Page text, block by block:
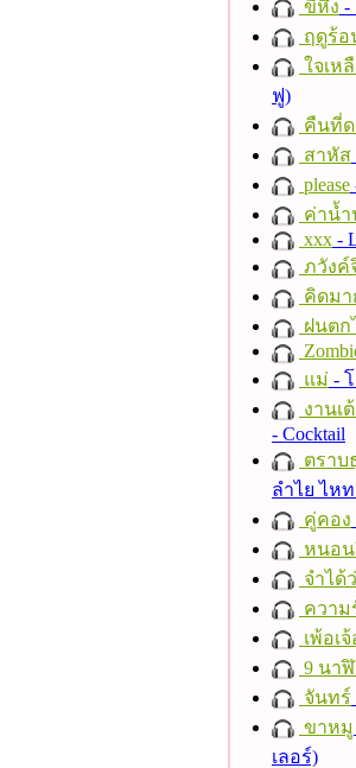
ขี้หึง -
ฤดูร้อ
ใจเห
ฟู)
คืนที่ด
สาหัส
please
ค่าน้
xxx -
ภวังค์
คิดมา
ฝนตก
แม่ -
งานเ
- Cocktail
ตราบ
ลำไย ไห
คู่คอง
หนอน
จำได้
ความ
เพ้อเ
9 นา
จันทร์
ขาหมู
เลอร์)